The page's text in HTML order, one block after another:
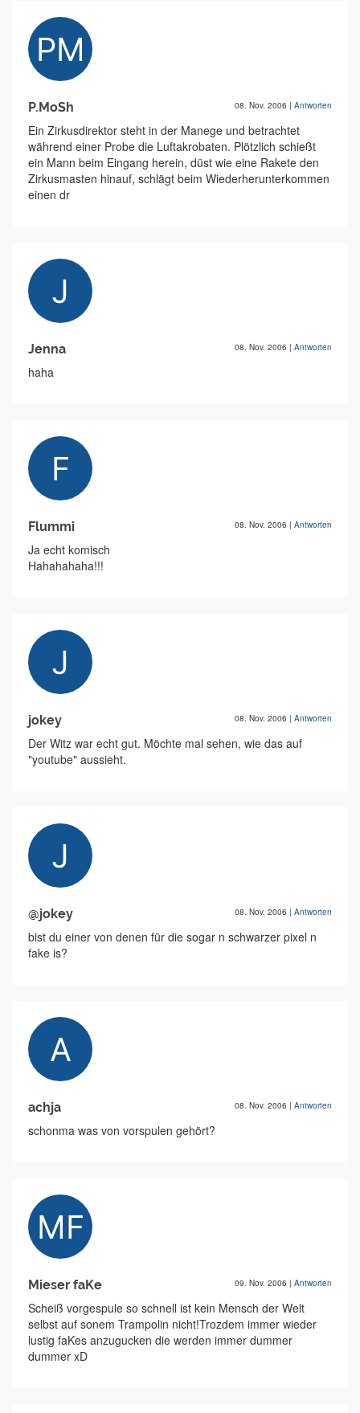
P.MoSh 08. Nov. 2006 | Antworten
Ein Zirkusdirektor steht in der Manege und betrachtet
während einer Probe die Luftakrobaten. Plötzlich schießt
ein Mann beim Eingang herein, düst wie eine Rakete den
Zirkusmasten hinauf, schlägt beim Wiederherunterkommen
einen dr
Jenna 08. Nov. 2006 | Antworten
haha
Flummi 08. Nov. 2006 | Antworten
Ja echt komisch
Hahahahaha!!!
jokey 08. Nov. 2006 | Antworten
Der Witz war echt gut. Möchte mal sehen, wie das auf
"youtube" aussieht.
@jokey 08. Nov. 2006 | Antworten
bist du einer von denen für die sogar n schwarzer pixel n
fake is?
achja 08. Nov. 2006 | Antworten
schonma was von vorspulen gehört?
Mieser faKe 09. Nov. 2006 | Antworten
Scheiß vorgespule so schnell ist kein Mensch der Welt
selbst auf sonem Trampolin nicht!Trozdem immer wieder
lustig faKes anzugucken die werden immer dummer
dummer xD